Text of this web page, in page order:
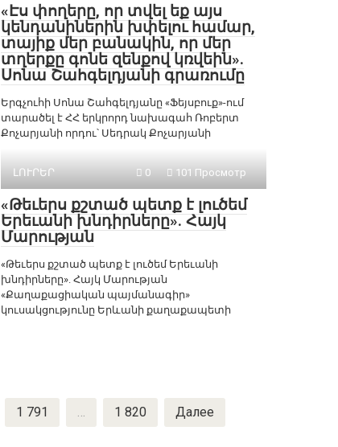
«Էս փողերը, որ տվել եք այս
կենդանիներին խփելու համար,
տայիք մեր բանակին, որ մեր
տղերքը գոնե զենքով կռվեին».
Սոնա Շահգելդյանի գրառումը
Երգչուհի Սոնա Շահգելդյանը «Ֆեյսբուք»-ում
տարածել է ՀՀ երկրորդ նախագահ Ռոբերտ
Քոչարյանի որդու՝ Սեդրակ Քոչարյանի
ԼՈՒՐԵՐ 0 101 Просмотр
«Թեւերս քշտած պետք է լուծեմ
Երեւանի խնդիրները». Հայկ
Մարության
«Թեւերս քշտած պետք է լուծեմ Երեւանի
խնդիրները». Հայկ Մարության
«Քաղաքացիական պայմանագիր»
կուսակցությունը Երևանի քաղաքապետի
1 791 … 1 820 Далее